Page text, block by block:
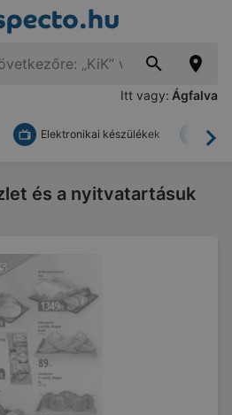
Itt vagy: Ágfalva
Elektronikai készülékek
és a nyitvatartásuk